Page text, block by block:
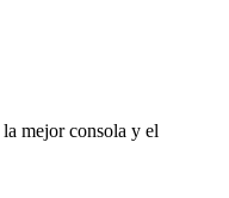
mejor consola y el